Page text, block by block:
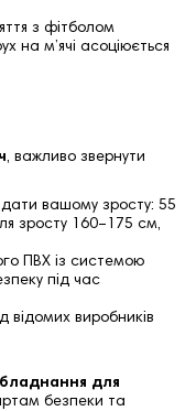
з фітболом
на м’ячі асоціюється
, важливо звернути
вашому зросту: 55
зросту 160–175 см,
ПВХ із системою
під час
відомих виробників
для
безпеки та